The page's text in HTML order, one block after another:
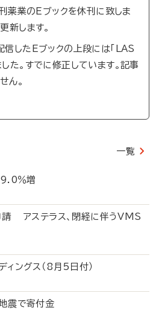
刊薬業のEブックを休刊に致しま
新します。
したEブックの上段には「LAS
た。すでに修正しています。記事
ん。
一覧
用9.0％増
請 アステラス、閉経に伴うVMS
ディングス（8月5日付）
地震で寄付金